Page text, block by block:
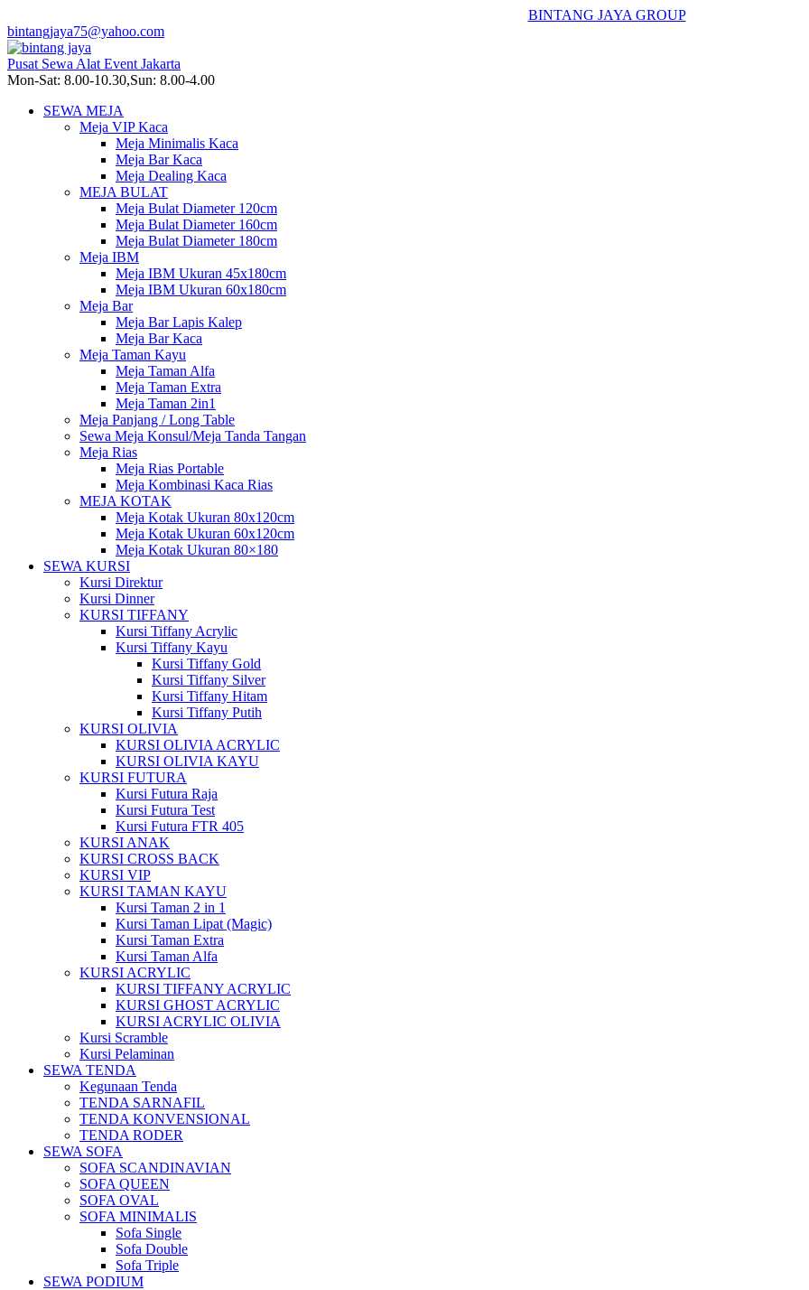
BINTANG JAYA GROUP
bintangjaya75@yahoo.com
Pusat Sewa Alat Event Jakarta
Mon-Sat: 8.00-10.30,Sun: 8.00-4.00
SEWA MEJA
Meja VIP Kaca
Meja Minimalis Kaca
Meja Bar Kaca
Meja Dealing Kaca
MEJA BULAT
Meja Bulat Diameter 120cm
Meja Bulat Diameter 160cm
Meja Bulat Diameter 180cm
Meja IBM
Meja IBM Ukuran 45x180cm
Meja IBM Ukuran 60x180cm
Meja Bar
Meja Bar Lapis Kalep
Meja Bar Kaca
Meja Taman Kayu
Meja Taman Alfa
Meja Taman Extra
Meja Taman 2in1
Meja Panjang / Long Table
Sewa Meja Konsul/Meja Tanda Tangan
Meja Rias
Meja Rias Portable
Meja Kombinasi Kaca Rias
MEJA KOTAK
Meja Kotak Ukuran 80x120cm
Meja Kotak Ukuran 60x120cm
Meja Kotak Ukuran 80×180
SEWA KURSI
Kursi Direktur
Kursi Dinner
KURSI TIFFANY
Kursi Tiffany Acrylic
Kursi Tiffany Kayu
Kursi Tiffany Gold
Kursi Tiffany Silver
Kursi Tiffany Hitam
Kursi Tiffany Putih
KURSI OLIVIA
KURSI OLIVIA ACRYLIC
KURSI OLIVIA KAYU
KURSI FUTURA
Kursi Futura Raja
Kursi Futura Test
Kursi Futura FTR 405
KURSI ANAK
KURSI CROSS BACK
KURSI VIP
KURSI TAMAN KAYU
Kursi Taman 2 in 1
Kursi Taman Lipat (Magic)
Kursi Taman Extra
Kursi Taman Alfa
KURSI ACRYLIC
KURSI TIFFANY ACRYLIC
KURSI GHOST ACRYLIC
KURSI ACRYLIC OLIVIA
Kursi Scramble
Kursi Pelaminan
SEWA TENDA
Kegunaan Tenda
TENDA SARNAFIL
TENDA KONVENSIONAL
TENDA RODER
SEWA SOFA
SOFA SCANDINAVIAN
SOFA QUEEN
SOFA OVAL
SOFA MINIMALIS
Sofa Single
Sofa Double
Sofa Triple
SEWA PODIUM